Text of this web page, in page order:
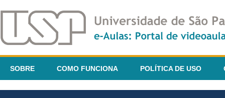
SOBRE COMO FUNCIONA POLÍTICA DE USO